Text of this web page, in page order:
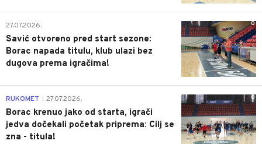
0
27.07.2026.
Savić otvoreno pred start sezone:
Borac napada titulu, klub ulazi bez
dugova prema igračima!
0
RUKOMET 27.07.2026.
Borac krenuo jako od starta, igrači
jedva dočekali početak priprema: Cilj se
zna - titula!